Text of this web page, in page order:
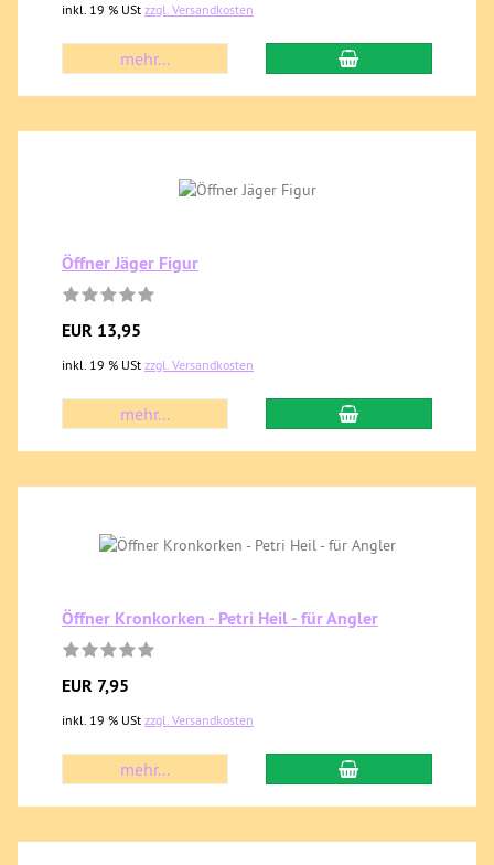
inkl. 19 % USt zzgl. Versandkosten
mehr...
Öffner Jäger Figur
EUR 13,95
inkl. 19 % USt zzgl. Versandkosten
mehr...
Öffner Kronkorken - Petri Heil - für Angler
EUR 7,95
inkl. 19 % USt zzgl. Versandkosten
mehr...